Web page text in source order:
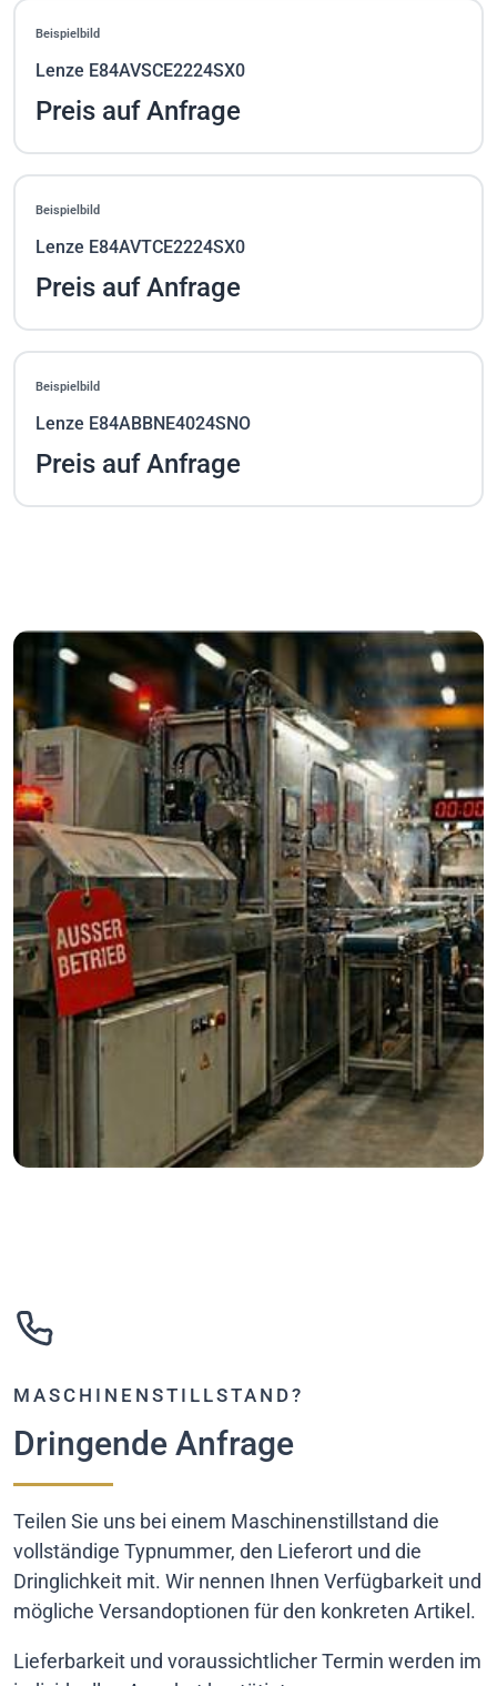
Beispielbild
Lenze E84AVSCE2224SX0
Preis auf Anfrage
Beispielbild
Lenze E84AVTCE2224SX0
Preis auf Anfrage
Beispielbild
Lenze E84ABBNE4024SNO
Preis auf Anfrage
MASCHINENSTILLSTAND?
Dringende Anfrage
Teilen Sie uns bei einem Maschinenstillstand die
vollständige Typnummer, den Lieferort und die
Dringlichkeit mit. Wir nennen Ihnen Verfügbarkeit und
mögliche Versandoptionen für den konkreten Artikel.
Lieferbarkeit und voraussichtlicher Termin werden im